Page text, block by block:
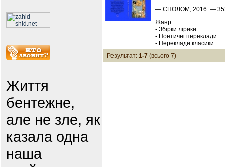
Життя
бентежне,
але не зле, як
казала одна
наша
— СПОЛОМ, 2016. —
Жанр:
- Збірки лірики
- Поетичні переклади
- Переклади класики
Результат: 1-7 (всього 7)